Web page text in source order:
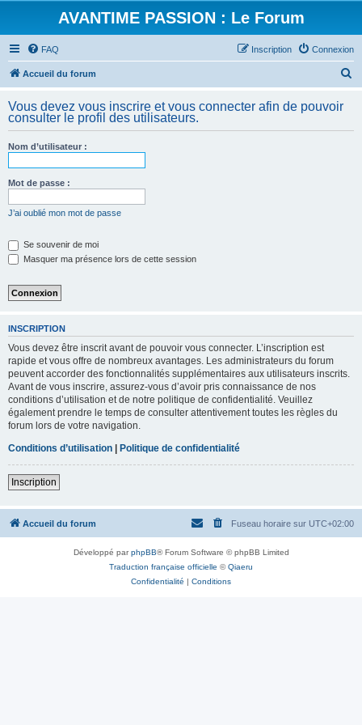
AVANTIME PASSION : Le Forum
FAQ Connexion
Inscription
Accueil du forum
h
Vous devez vous inscrire et vous connecter afin de pouvoir
consulter le profil des utilisateurs.
Nom d’utilisateur :
Mot de passe :
J’ai oublié mon mot de passe
Se souvenir de moi
Masquer ma présence lors de cette session
INSCRIPTION
Vous devez être inscrit avant de pouvoir vous connecter. L’inscription est
rapide et vous offre de nombreux avantages. Les administrateurs du forum
peuvent accorder des fonctionnalités supplémentaires aux utilisateurs inscrits.
Avant de vous inscrire, assurez-vous d’avoir pris connaissance de nos
conditions d’utilisation et de notre politique de confidentialité. Veuillez
également prendre le temps de consulter attentivement toutes les règles du
forum lors de votre navigation.
Conditions d’utilisation | Politique de confidentialité
Inscription
Accueil du forum Fuseau horaire sur UTC+02:00
Développé parphpBB® Forum Software © phpBB Limited
Traduction française officielle ©Qiaeru
Confidentialité | Conditions